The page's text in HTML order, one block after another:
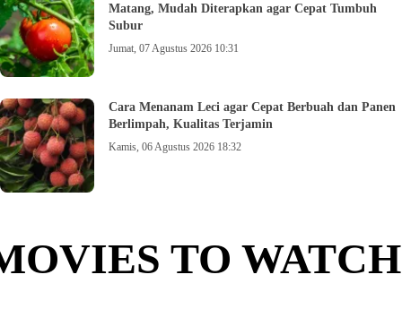
Matang, Mudah Diterapkan agar Cepat Tumbuh
Subur
Jumat, 07 Agustus 2026 10:31
Cara Menanam Leci agar Cepat Berbuah dan Panen
Berlimpah, Kualitas Terjamin
Kamis, 06 Agustus 2026 18:32
TO WATCH